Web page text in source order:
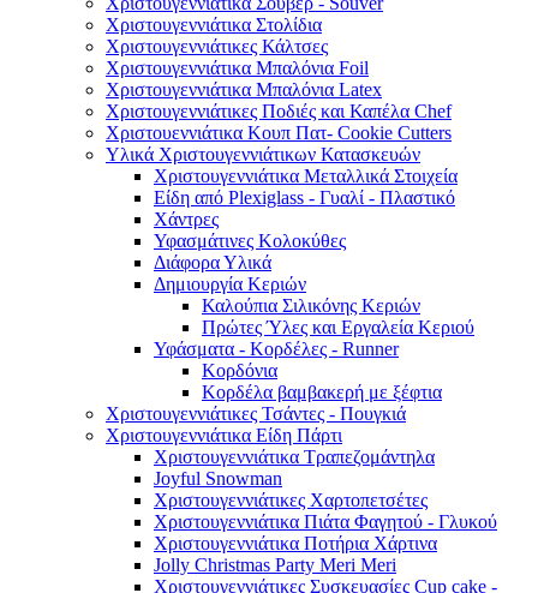
Χριστουγεννιάτικα Στολίδια
Χριστουγεννιάτικες Κάλτσες
Χριστουγεννιάτικα Μπαλόνια Foil
Χριστουγεννιάτικα Μπαλόνια Latex
Χριστουγεννιάτικες Ποδιές και Καπέλα Chef
Χριστουεννιάτικα Κουπ Πατ- Cookie Cutters
Υλικά Χριστουγεννιάτικων Κατασκευών
Χριστουγεννιάτικα Μεταλλικά Στοιχεία
Είδη από Plexiglass - Γυαλί - Πλαστικό
Χάντρες
Υφασμάτινες Κολοκύθες
Διάφορα Υλικά
Δημιουργία Κεριών
Καλούπια Σιλικόνης Κεριών
Πρώτες Ύλες και Εργαλεία Κεριού
Υφάσματα - Κορδέλες - Runner
Κορδόνια
Κορδέλα βαμβακερή με ξέφτια
Χριστουγεννιάτικες Τσάντες - Πουγκιά
Χριστουγεννιάτικα Είδη Πάρτι
Χριστουγεννιάτικα Τραπεζομάντηλα
Joyful Snowman
Χριστουγεννιάτικες Χαρτοπετσέτες
Χριστουγεννιάτικα Πιάτα Φαγητού - Γλυκού
Χριστουγεννιάτικα Ποτήρια Χάρτινα
Jolly Christmas Party Meri Meri
Χριστουγεννιάτικες Συσκευασίες Cup cake -